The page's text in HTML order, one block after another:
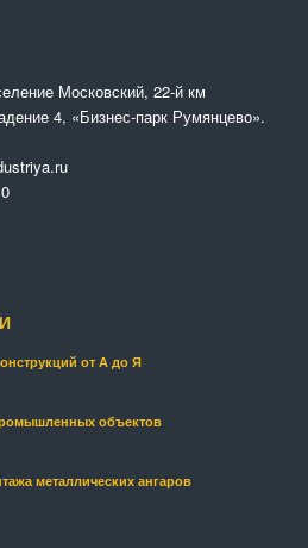
Московский, 22-й км
4, «Бизнес-парк Румянцево».
от А до Я
объектов
металлических ангаров